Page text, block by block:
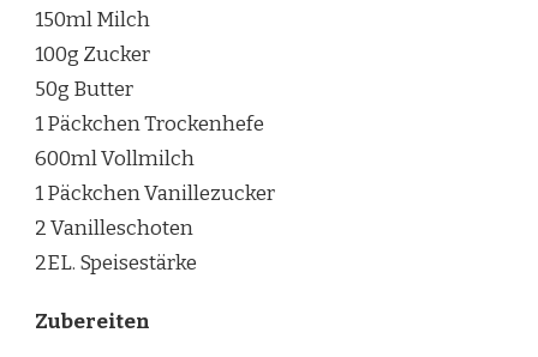
150ml Milch
100g Zucker
50g Butter
1 Päckchen Trockenhefe
600ml Vollmilch
1 Päckchen Vanillezucker
2 Vanilleschoten
2EL. Speisestärke
Zubereiten